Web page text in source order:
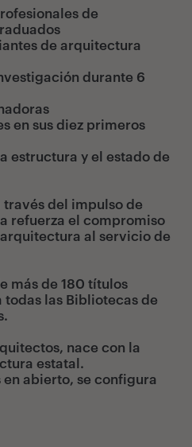
de
de arquitectura
durante 6
en sus diez primeros
estructura y el estado de
del impulso de
refuerza el compromiso
al servicio de
más de 180 títulos
las Bibliotecas de
nace con la
estatal.
abierto, se configura